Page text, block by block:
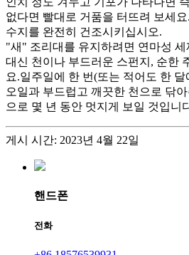
없다면 빨대로 거품을 터뜨려 보세
수지를 완전히 건조시키십시오.
"새" 조리대를 유지하려면 연마성
대신 천이나 부드러운 스펀지, 순한
요.일주일에 한 번(또는 적어도 한
오일과 부드럽고 깨끗한 천으로 닦
으로 몇 년 동안 멋지게 보일 것입니
게시 시간: 2023년 4월 22일
핸드폰
전화